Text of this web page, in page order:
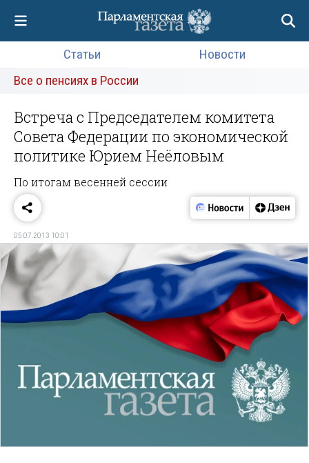
Статьи
Новости
Все о пенсиях в России
Встреча с Председателем комитета
Совета Федерации по экономической
политике Юрием Неёловым
По итогам весенней сессии
05.07.2013 10:01